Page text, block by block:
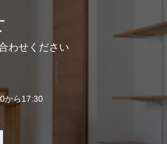
わせください
から17:30